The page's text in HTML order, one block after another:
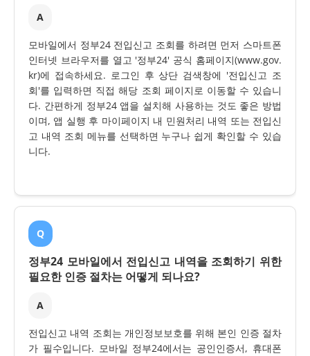
A
모바일에서 정부24 전입신고 조회를 하려면 먼저 스마트폰
인터넷 브라우저를 열고 '정부24' 공식 홈페이지(www.gov.
kr)에 접속하세요. 로그인 후 상단 검색창에 '전입신고 조
회'를 입력하면 직접 해당 조회 페이지로 이동할 수 있습니
다. 간편하게 정부24 앱을 설치해 사용하는 것도 좋은 방법
이며, 앱 실행 후 마이페이지 내 민원처리 내역 또는 전입신
고 내역 조회 메뉴를 선택하면 누구나 쉽게 확인할 수 있습
니다.
Q
정부24 모바일에서 전입신고 내역을 조회하기 위한
필요한 인증 절차는 어떻게 되나요?
A
전입신고 내역 조회는 개인정보보호를 위해 본인 인증 절차
가 필수입니다. 모바일 정부24에서는 공인인증서, 휴대폰